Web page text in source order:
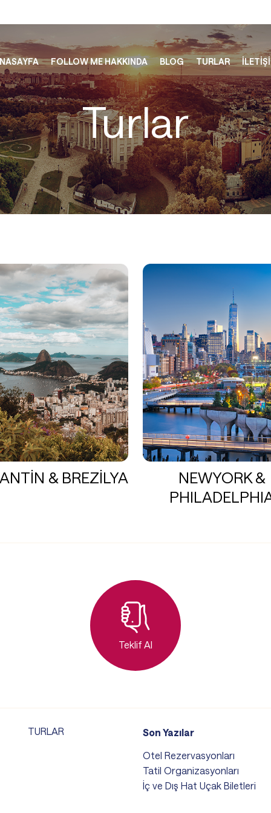
FOLLOW ME HAKKINDA BLOG TURLAR
Turlar
& BREZİLYA
NEWYORK &
Teklif Al
TURLAR
Son Yazılar
Otel Rezervasyonları
Tatil Organizasyonları
İç ve Dış Hat Uçak Biletleri